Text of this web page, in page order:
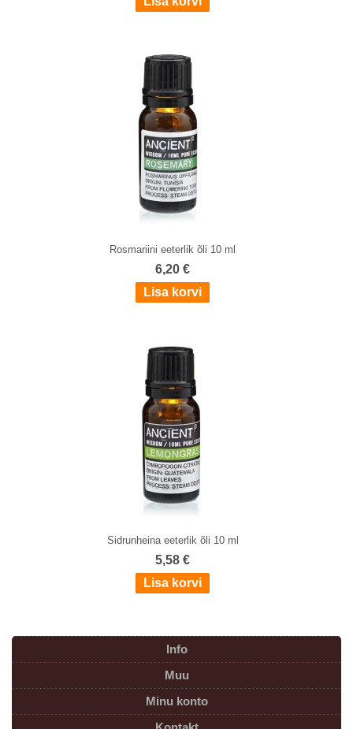
Rosmariini eeterlik õli 10 ml
6,20 €
Sidrunheina eeterlik õli 10 ml
5,58 €
Info
Muu
Minu konto